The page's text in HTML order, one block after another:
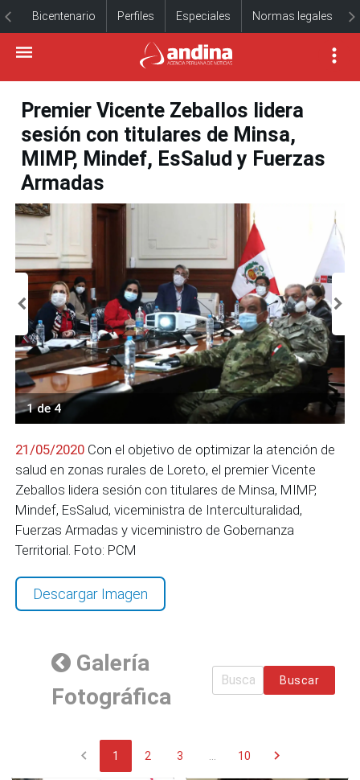
Bicentenario Perfiles Especiales Normas legales
Premier Vicente Zeballos lidera
sesión con titulares de Minsa,
MIMP, Mindef, EsSalud y Fuerzas
Armadas
1 de 4
21/05/2020 Con el objetivo de optimizar la atención de
salud en zonas rurales de Loreto, el premier Vicente
Zeballos lidera sesión con titulares de Minsa, MIMP,
Mindef, EsSalud, viceministra de Interculturalidad,
Fuerzas Armadas y viceministro de Gobernanza
Territorial. Foto: PCM
Descargar Imagen
Galería
Fotográfica
Buscar
chevron_left 1 2 3 10 chevron_right